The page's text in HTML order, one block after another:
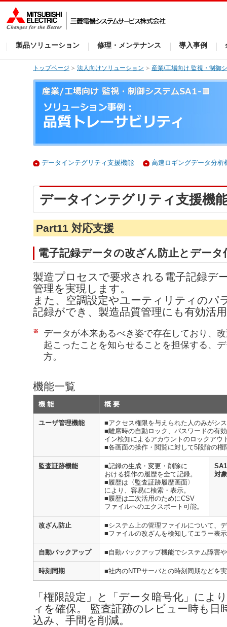
製品ソリューション 修理・メンテナンス 導入事例
トップページ 法人向けソリューション 産業/工場向け 監視・制御
データインテグリティ支援機能 高速ロギングデータ分析
データインテグリティ支援機
Part11 対応支援
電子記録データの改ざん防止とデータ
製造プロセスで要求される電子記録デ
管理を実現します。
また、空調設定やユーティリティのパ
記録ができ、製造品質管理にも有効活
※
データが本来あるべき姿で存在しており、
起こったことを知らせることを担保する、
方。
機能一覧
機 能 概 要
ユーザ管理機能
■アクセス権限を与えられた人のみがシ
■離席時の自動ロック、パスワードの有
イン検知によるアカウントのロックアウ
■各画面の操作・閲覧に対して5段階の権
監査証跡機能
■記録の生成・変更・削除に
おける操作の履歴を全て記録。
■履歴は〈監査証跡履歴画面〉
により、容易に検索・表示。
■履歴は二次活用のためにCSV
ファイルへのエクスポート可能。
対
改ざん防止
■システム上の管理ファイルについて、
■ファイルの改ざんを検知してエラー表
自動バックアップ ■自動バックアップ機能でシステム障害
時刻同期 ■社内のNTPサーバとの時刻同期などを
「権限設定」と「データ暗号化」によ
ィを確保。 監査証跡のレビュー時も日
込み、手間を削減。